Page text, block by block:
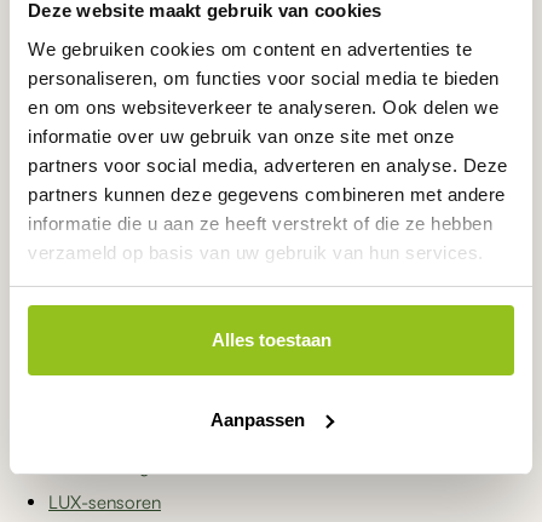
Deze website maakt gebruik van cookies
We gebruiken cookies om content en advertenties te
personaliseren, om functies voor social media te bieden
en om ons websiteverkeer te analyseren. Ook delen we
informatie over uw gebruik van onze site met onze
partners voor social media, adverteren en analyse. Deze
partners kunnen deze gegevens combineren met andere
informatie die u aan ze heeft verstrekt of die ze hebben
verzameld op basis van uw gebruik van hun services.
Alles toestaan
Aanpassen
oplossingen voor continue monitoring van opgeloste zuurstof en
waterkwaliteit. Daarnaast kunt u eenvoudig navigeren naar
andere categorieën binnen de sensoren.
Andere sensoren
EC-sensoren
pH-sensoren
ORP-sensoren
Chloorsensoren
LUX-sensoren